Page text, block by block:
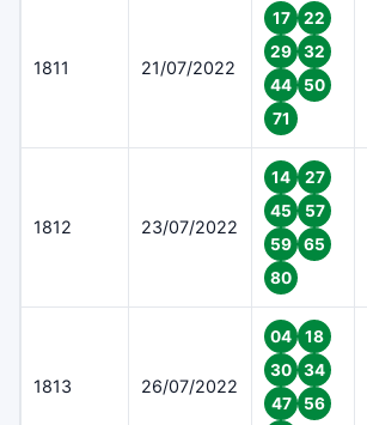
1811 21/07/2022
17
22
29
32
44
50
71
1812 23/07/2022
14
27
45
57
59
65
80
1813 26/07/2022
04
18
30
34
47
56